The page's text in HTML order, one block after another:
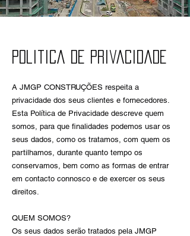
Politica de Privacidade
A JMGP CONSTRUÇÕES respeita a
privacidade dos seus clientes e fornecedores.
Esta Política de Privacidade descreve quem
somos, para que finalidades podemos usar os
seus dados, como os tratamos, com quem os
partilhamos, durante quanto tempo os
conservamos, bem como as formas de entrar
em contacto connosco e de exercer os seus
direitos.
QUEM SOMOS?
Os seus dados serão tratados pela JMGP